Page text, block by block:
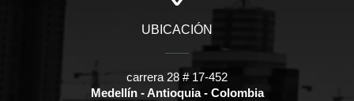
UBICACIÓN
carrera 28 # 17-452
Medellín - Antioquia - Colombia